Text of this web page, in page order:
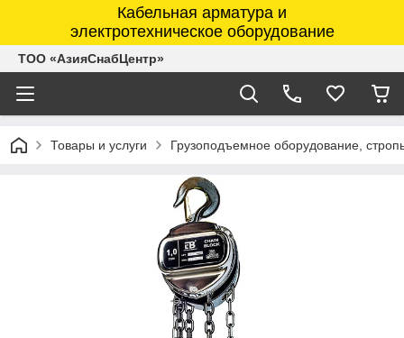
Кабельная арматура и
электротехническое оборудование
ТОО «АзияСнабЦентр»
Товары и услуги Грузоподъемное оборудование,